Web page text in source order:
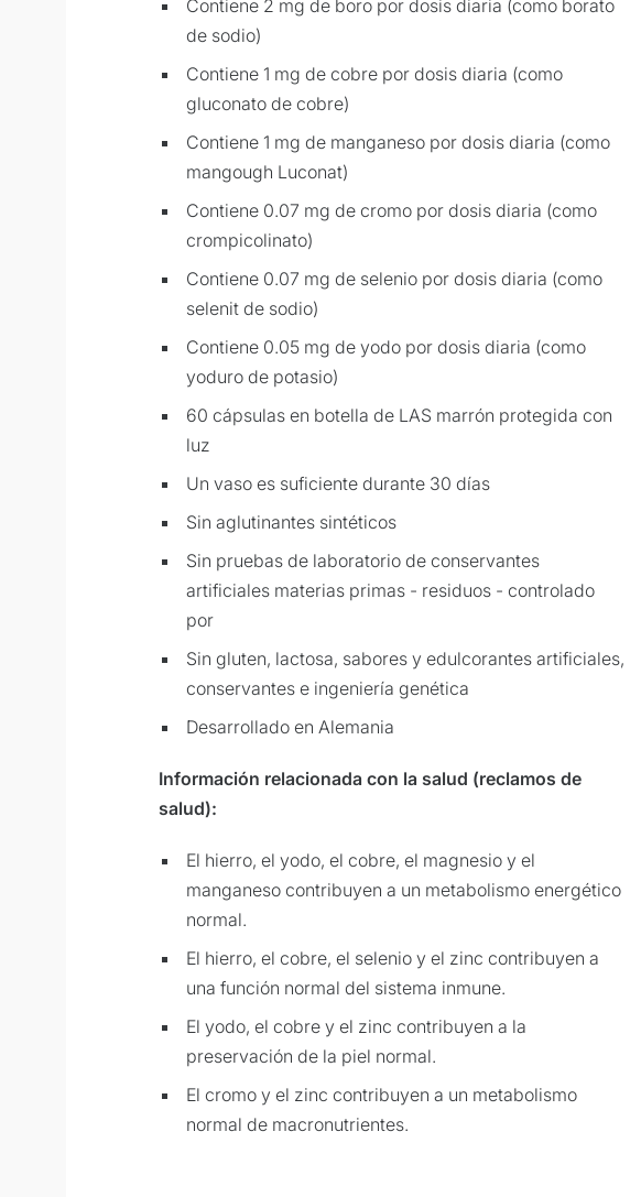
Contiene 2 mg de boro por dosis diaria (como borato
de sodio)
Contiene 1 mg de cobre por dosis diaria (como
gluconato de cobre)
Contiene 1 mg de manganeso por dosis diaria (como
mangough Luconat)
Contiene 0.07 mg de cromo por dosis diaria (como
crompicolinato)
Contiene 0.07 mg de selenio por dosis diaria (como
selenit de sodio)
Contiene 0.05 mg de yodo por dosis diaria (como
yoduro de potasio)
60 cápsulas en botella de LAS marrón protegida con
luz
Un vaso es suficiente durante 30 días
Sin aglutinantes sintéticos
Sin pruebas de laboratorio de conservantes
artificiales materias primas - residuos - controlado
por
Sin gluten, lactosa, sabores y edulcorantes artificiales,
conservantes e ingeniería genética
Desarrollado en Alemania
Información relacionada con la salud (reclamos de
salud):
El hierro, el yodo, el cobre, el magnesio y el
manganeso contribuyen a un metabolismo energético
normal.
El hierro, el cobre, el selenio y el zinc contribuyen a
una función normal del sistema inmune.
El yodo, el cobre y el zinc contribuyen a la
preservación de la piel normal.
El cromo y el zinc contribuyen a un metabolismo
normal de macronutrientes.